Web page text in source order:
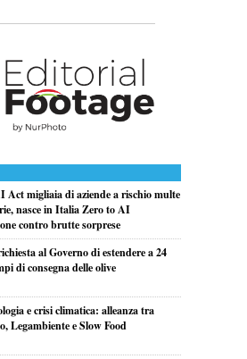
Act migliaia di aziende a rischio multe
nasce in Italia Zero to AI
contro brutte sorprese
al Governo di estendere a 24
di consegna delle olive
e crisi climatica: alleanza tra
Legambiente e Slow Food